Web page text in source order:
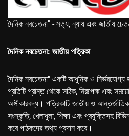
দৈনিক নবচেতনা" - সত্য, ন্যায় এবং জাতীয়
দৈনিক নবচেতনা: জাতীয় পত্রিকা
দৈনিক নবচেতনা" একটি আধুনিক ও নির্ভরযোগ্য
প্রতিটি প্রান্ত থেকে সঠিক, নিরপেক্ষ এবং
অঙ্গীকারবদ্ধ। পত্রিকাটি জাতীয় ও আন্তর্জাতিক
সংস্কৃতি, খেলাধুলা, শিক্ষা এবং প্রযুক্তিসহ
করে পাঠকদের তথ্য প্রদান করে।